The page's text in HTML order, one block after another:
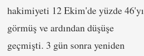
hakimiyeti 12 Ekim'de yüzde 46'yı
görmüş ve ardından düşüşe
geçmişti. 3 gün sonra yeniden